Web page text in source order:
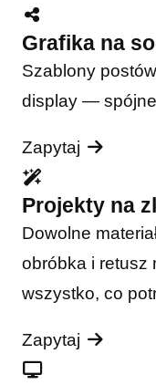
Grafika na
Szablony
display —
Zapytaj
Projekty na
Dowolne
obróbka i retusz
wszystko, co
Zapytaj